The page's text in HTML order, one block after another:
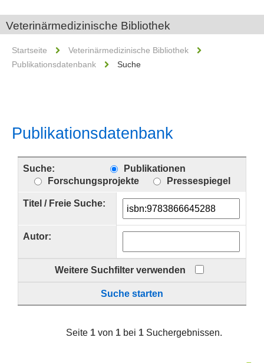
Veterinärmedizinische Bibliothek
Startseite
Veterinärmedizinische Bibliothek
Publikationsdatenbank
Suche
Publikationsdatenbank
Suche:
Publikationen
Forschungsprojekte
Pressespiegel
Titel / Freie Suche:
Autor:
Weitere Suchfilter verwenden
Suche starten
Seite 1von 1bei 1Suchergebnissen.